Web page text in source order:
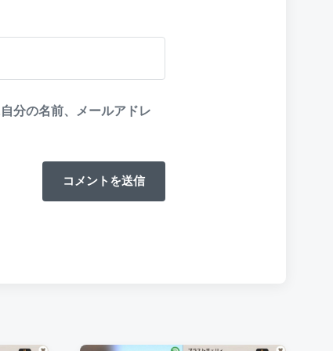
分の名前、メールアドレ